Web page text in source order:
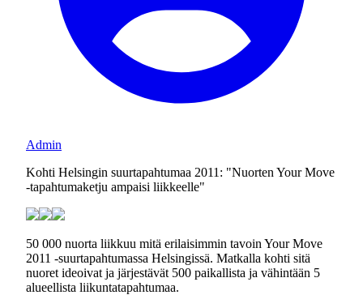
Admin
Kohti Helsingin suurtapahtumaa 2011: "Nuorten Your Move
-tapahtumaketju ampaisi liikkeelle"
50 000 nuorta liikkuu mitä erilaisimmin tavoin Your Move
2011 -suurtapahtumassa Helsingissä. Matkalla kohti sitä
nuoret ideoivat ja järjestävät 500 paikallista ja vähintään 5
alueellista liikuntatapahtumaa.